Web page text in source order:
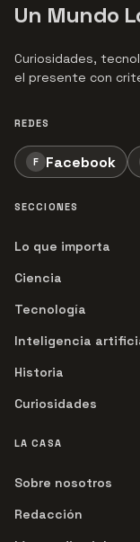
Un Mundo
Curiosidades,
el presente con
REDES
F Facebook
SECCIONES
Lo que importa
Ciencia
Tecnología
Inteligencia
Historia
Curiosidades
LA CASA
Sobre nosotros
Redacción